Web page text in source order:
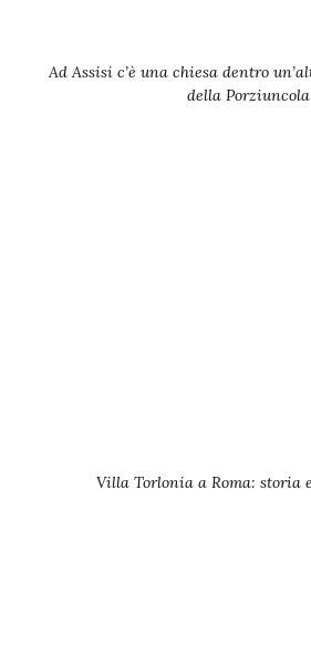
Ad Assisi c’è una chiesa dentro
della Porziuncola
Villa Torlonia a Roma: storia